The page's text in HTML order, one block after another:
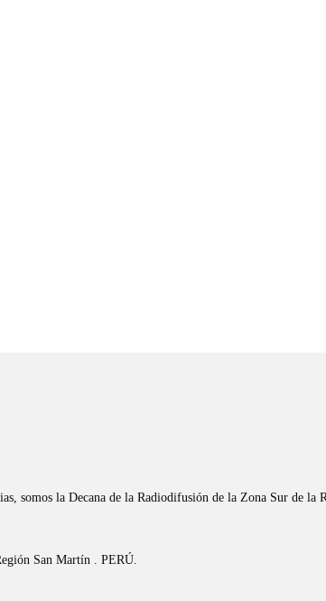
somos la Decana de la Radiodifusión de la Zona Sur de la
San Martín . PERÚ.